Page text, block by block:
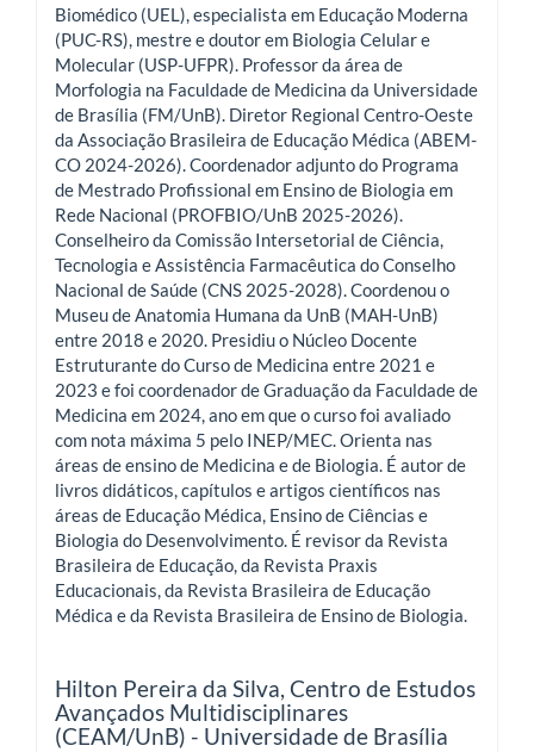
Biomédico (UEL), especialista em Educação Moderna
(PUC-RS), mestre e doutor em Biologia Celular e
Molecular (USP-UFPR). Professor da área de
Morfologia na Faculdade de Medicina da Universidade
de Brasília (FM/UnB). Diretor Regional Centro-Oeste
da Associação Brasileira de Educação Médica (ABEM-
CO 2024-2026). Coordenador adjunto do Programa
de Mestrado Profissional em Ensino de Biologia em
Rede Nacional (PROFBIO/UnB 2025-2026).
Conselheiro da Comissão Intersetorial de Ciência,
Tecnologia e Assistência Farmacêutica do Conselho
Nacional de Saúde (CNS 2025-2028). Coordenou o
Museu de Anatomia Humana da UnB (MAH-UnB)
entre 2018 e 2020. Presidiu o Núcleo Docente
Estruturante do Curso de Medicina entre 2021 e
2023 e foi coordenador de Graduação da Faculdade de
Medicina em 2024, ano em que o curso foi avaliado
com nota máxima 5 pelo INEP/MEC. Orienta nas
áreas de ensino de Medicina e de Biologia. É autor de
livros didáticos, capítulos e artigos científicos nas
áreas de Educação Médica, Ensino de Ciências e
Biologia do Desenvolvimento. É revisor da Revista
Brasileira de Educação, da Revista Praxis
Educacionais, da Revista Brasileira de Educação
Médica e da Revista Brasileira de Ensino de Biologia.
Hilton Pereira da Silva, Centro de Estudos
Avançados Multidisciplinares
(CEAM/UnB) - Universidade de Brasília